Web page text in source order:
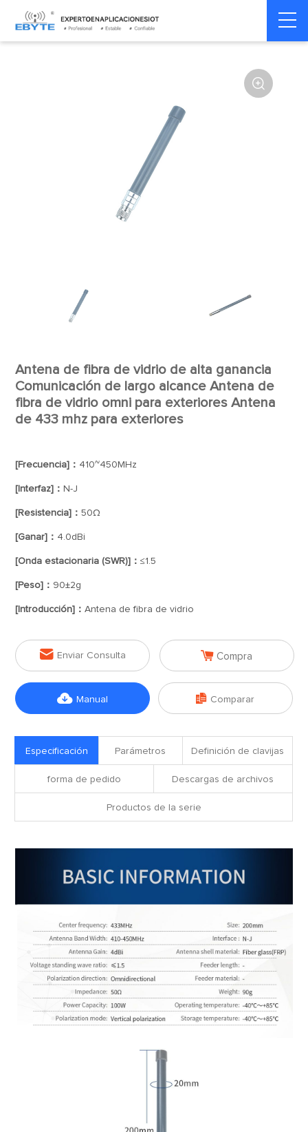
Home > Accesorios > Antena

Antena de fibra de vidrio de alta ganancia
Comunicación de largo alcance Antena de
fibra de vidrio omni para exteriores Antena
de 433 mhz para exteriores
[Frecuencia]： 410~450MHz
[Interfaz]： N-J
[Resistencia]：50Ω
[Ganar]： 4.0dBi
[Onda estacionaria (SWR)]：≤1.5
[Peso]： 90±2g
[Introducción]：Antena de fibra de vidrio
 Enviar Consulta  Compra
 Manual  Comparar
Especificación Parámetros Definición de clavijas
forma de pedido Descargas de archivos
Productos de la serie